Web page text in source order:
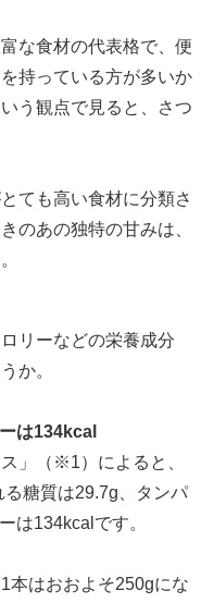
な食材の代表格で、便
持っている方が多いか
う観点で見ると、さつ
ても高い食材に分類さ
のあの独特の甘みは、
リーなどの栄養成分
か。
は134kcal
」（※1）によると、
糖質は29.7g、タンパ
は134kcalです。
本はおおよそ250gにな